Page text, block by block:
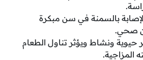
بالسمنة في سن مبكرة
صحي.
حيوية ونشاط ويؤثر تناول الطعام
المزاجية.